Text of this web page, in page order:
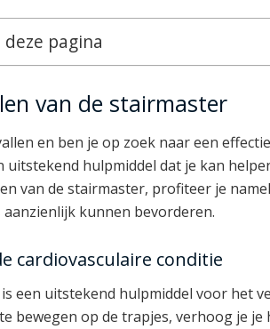
pagina
van de stairmaster
en ben je op zoek naar een
uitstekend hulpmiddel dat je kan
van de stairmaster, profiteer je
aanzienlijk kunnen bevorderen.
cardiovasculaire conditie
een uitstekend hulpmiddel voor het
bewegen op de trapjes, verhoog je